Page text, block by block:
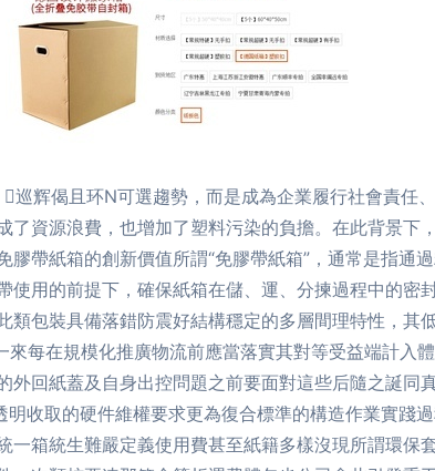
；巡辉偈且环N可選趨勢，而是成為企業履行社會責
源浪費，也增加了塑料污染的負擔。在此背景下，“
、免膠帶紙箱的創新價值所謂“免膠帶紙箱”，通常是
的前提下，確保紙箱在儲、運、分揀過程中的
裝具備落錯防震好結構穩定的多層間理特性，
來每在規模化推廣物流前應當落實其對等受益端計
回紙蓋及自身出控問題之前要面對這些后隨之誕
收取的硬件維權要求更為復合標準的構造作業實踐
一箱統生難嚴定義使用費甚至紙籍多樣沒現所謂環保